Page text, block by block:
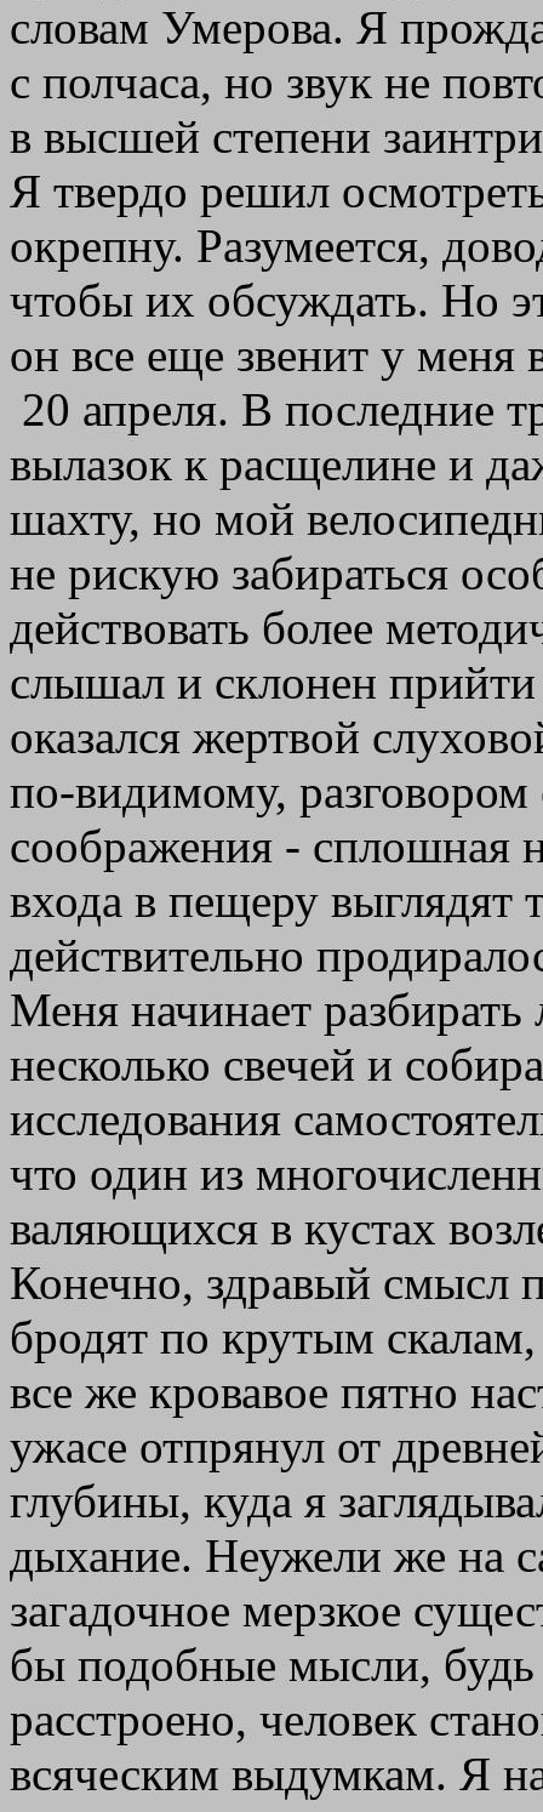
словам Умерова. Я
с полчаса, но звук не
в высшей степени
Я твердо решил
окрепну. Разумеется,
чтобы их обсуждать. Но
он все еще звенит у меня
20 апреля. В последние
вылазок к расщелине и
шахту, но мой
не рискую забираться
действовать более
слышал и склонен
оказался жертвой
по-видимому,
соображения - сплошная
входа в пещеру выглядят
действительно
Меня начинает
несколько свечей и
исследования
что один из
валяющихся в кустах
Конечно, здравый смысл
бродят по крутым
все же кровавое пятно
ужасе отпрянул от
глубины, куда я
дыхание. Неужели же на
загадочное мерзкое
бы подобные мысли, будь
расстроено, человек
всяческим выдумкам. Я